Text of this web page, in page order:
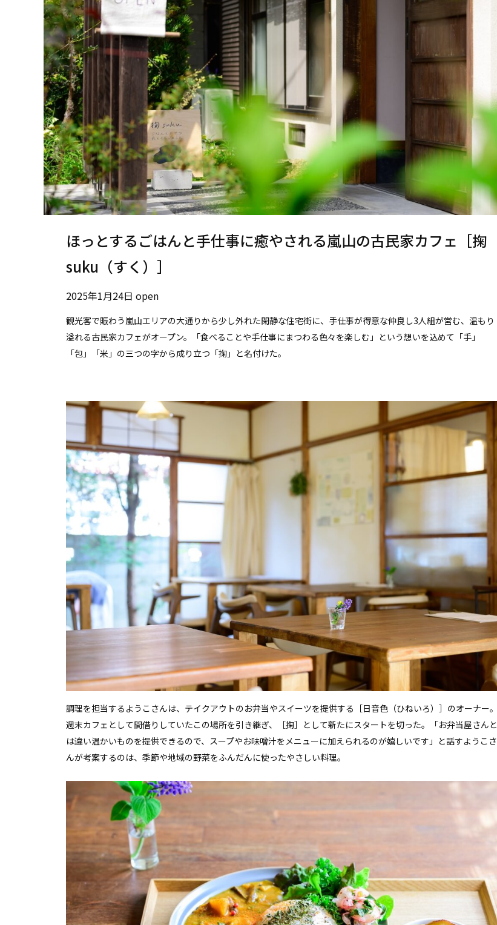
ほっとするごはんと手仕事に癒やされる嵐山の古民家カフェ［掬
suku（すく）］
2025年1月24日 open
観光客で賑わう嵐山エリアの大通りから少し外れた閑静な住宅街に、手仕事が得意な仲良し3人組が営む、温もり
溢れる古民家カフェがオープン。「食べることや手仕事にまつわる色々を楽しむ」という想いを込めて「手」
「包」「米」の三つの字から成り立つ「掬」と名付けた。
調理を担当するようこさんは、テイクアウトのお弁当やスイーツを提供する［日音色（ひねいろ）］のオーナー。
週末カフェとして間借りしていたこの場所を引き継ぎ、［掬］として新たにスタートを切った。「お弁当屋さんと
は違い温かいものを提供できるので、スープやお味噌汁をメニューに加えられるのが嬉しいです」と話すようこさ
んが考案するのは、季節や地域の野菜をふんだんに使ったやさしい料理。